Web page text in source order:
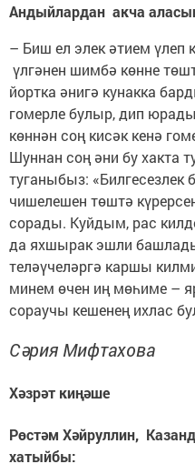
Андыйлардан акча
– Биш ел элек әтием үлеп
үлгәнен шимбә көнне
йортка әнигә кунакка
гомерле булыр, дип
көннән соң кисәк кенә
Шуннан соң әни бу хакта
туганыбыз: «Билгесезлек
чишелешен төштә
сорады. Куйдым, рас
да яхшырак эшли
теләүчеләргә каршы
минем өчен иң мөһиме –
сораучы кешенең ихлас
Сәрия Мифтахова
Хәзрәт киңәше
Рөстәм Хәйруллин,
хатыйбы: